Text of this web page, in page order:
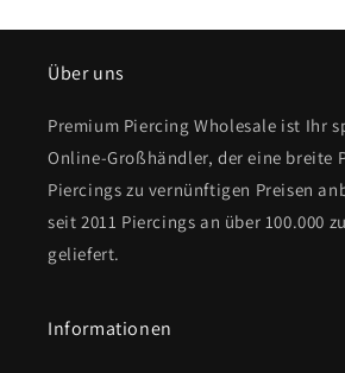
Über uns
Premium Piercing Wholesale ist Ihr
Online-Großhändler, der eine breite
Piercings zu vernünftigen Preisen
seit 2011 Piercings an über 100.000
geliefert.
Informationen